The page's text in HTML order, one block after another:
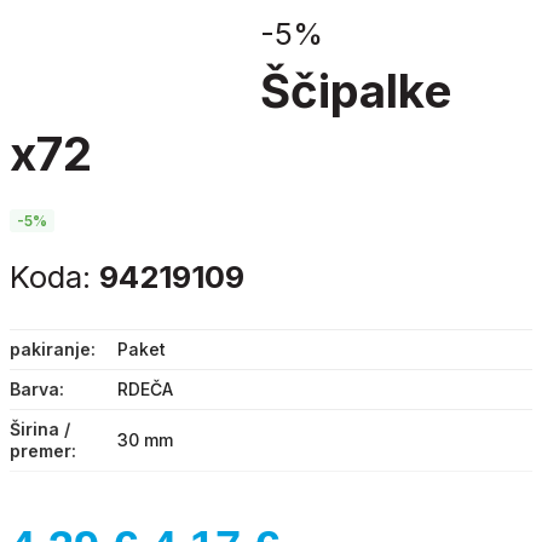
-5%
ščipalke
x72
-5%
Koda: 94219109
pakiranje
Paket
Barva
RDEČA
Širina /
premer
30 mm